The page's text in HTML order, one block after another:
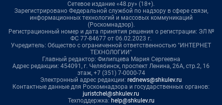
Сетевое издание «48.ру» (18+).
Зарегистрировано Федеральной службой по надзору в сфере связи,
информационных технологий и массовых коммуникаций
(Роскомнадзор).
Регистрационный номер и дата принятия решения о регистрации: ЭЛ №
ФС 77-84677 от 06.02.2023 г.
Учредитель: Общество с ограниченной ответственностью "ИНТЕРНЕТ
ТЕХНОЛОГИИ"
Главный редактор: Филипцева Мария Сергеевна
Адрес редакции: 454091, г. Челябинск, проспект Ленина, 26А, стр.2, 16
этаж, +7 (351) 7-0000-74
Электронный адрес редакции: rednews@shkulev.ru
Контактные данные для Роскомнадзора и государственных органов:
juristchel@shkulev.ru
Техподдержка: help@shkulev.ru